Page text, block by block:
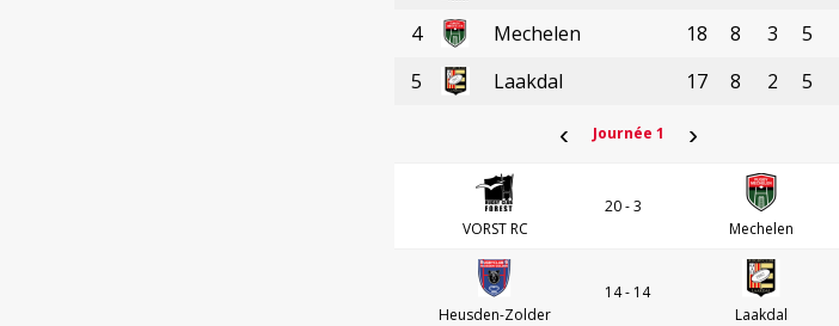
4
Mechelen 18 8 3
5
5
Laakdal 17 8 2 5
‹ Journée 1 ›
VORST RC
20 - 3
Mechelen
Heusden-Zolder
14 - 14
Laakdal